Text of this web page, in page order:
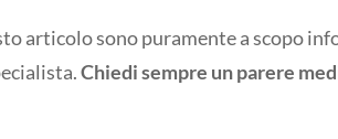
articolo sono puramente a scopo
Chiedi sempre un parere